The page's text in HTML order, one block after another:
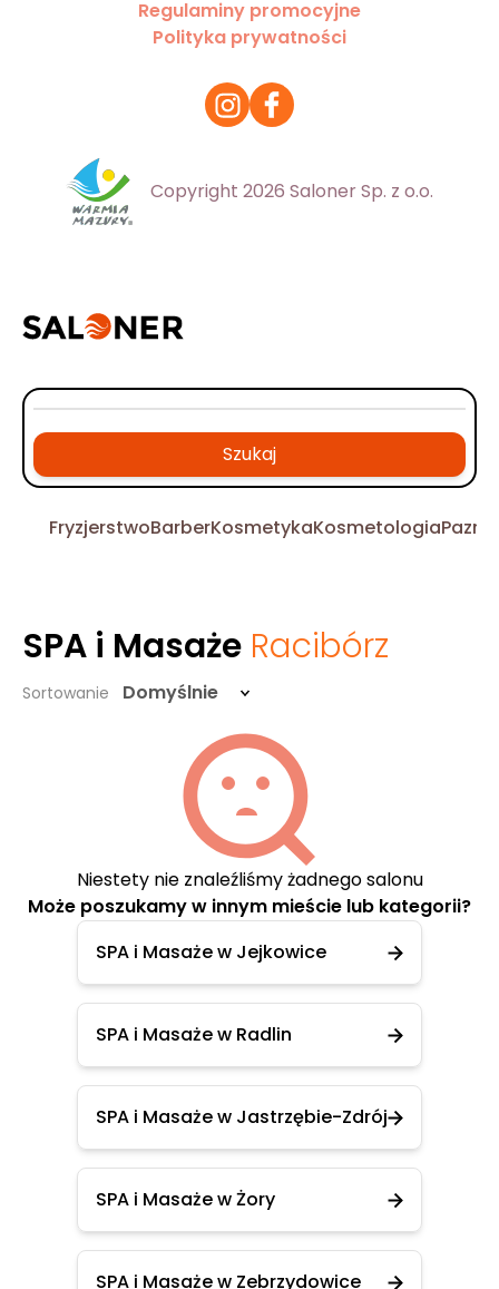
Regulaminy promocyjne
Polityka prywatności
Copyright 2026 Saloner Sp. z o.o.
Szukaj
FryzjerstwoBarberKosmetykaKosmetologia
SPA i Masaże Racibórz
Sortowanie Domyślnie
Niestety nie znaleźliśmy żadnego salonu
Może poszukamy w innym mieście lub kategorii?
SPA i Masaże w Jejkowice
SPA i Masaże w Radlin
SPA i Masaże w Jastrzębie-Zdrój
SPA i Masaże w Żory
SPA i Masaże w Zebrzydowice